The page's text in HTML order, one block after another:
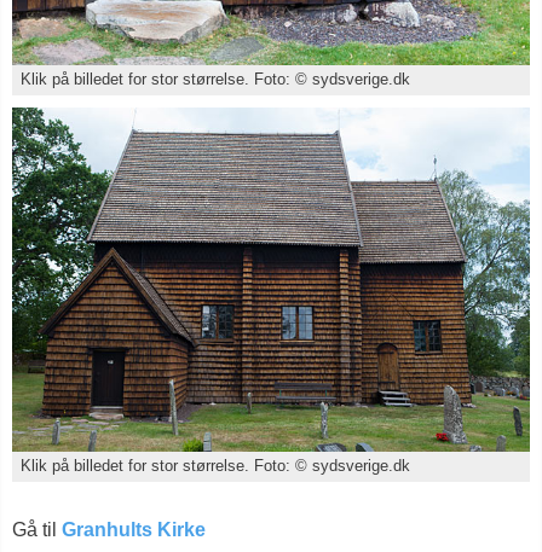
Klik på billedet for stor størrelse. Foto: © sydsverige.dk
Klik på billedet for stor størrelse. Foto: © sydsverige.dk
Gå til Granhults Kirke